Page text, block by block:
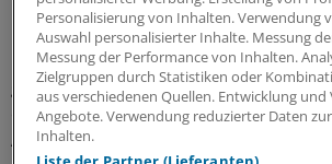
Qualitätsaktien auf den Markt
Diese Sorgen haben Leser, die sich an
gegebenen Ein- und
orientierten, nicht. Im Gegenteil: Wer
Aktienzug bei 6300 bis 6400 Punkten
Personalisierung von Inhalten. Verwendung
Auswahl personalisierter Inhalte. Messung
Messung der Performance von Inhalten.
Zielgruppen durch Statistiken oder
aus verschiedenen Quellen. Entwicklung und
Angebote. Verwendung reduzierter Daten
Inhalten.